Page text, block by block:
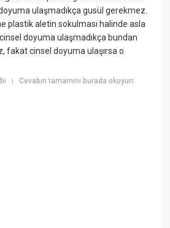
ulaşmadıkça gusül gerekmez.
plastik aletin sokulması halinde asla
doyuma ulaşmadıkça bundan
fakat cinsel doyuma ulaşırsa o
|Cevabın tamamını burada okuyun: